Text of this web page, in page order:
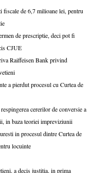
fiscale de 6,7 milioane lei, pentru
de prescriptie, deci pot fi
CJUE
Raiffeisen Bank privind
a pierdut procesul cu Curtea de
cererilor de conversie a
in baza teoriei impreviziunii
in procesul dintre Curtea de
locuinte
a decis justitia, in prima